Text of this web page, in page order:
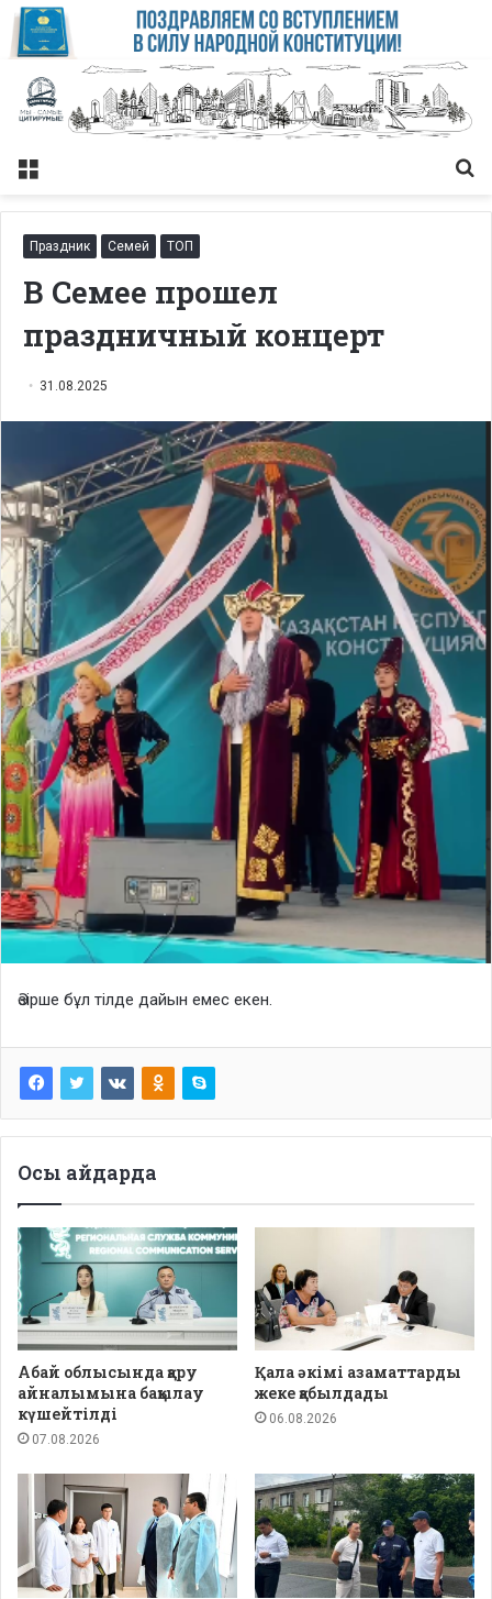
Меню
Праздник Семей ТОП
В Семее прошел
праздничный концерт
31.08.2025
Әзірше бұл тілде дайын емес екен.
Осы айдарда
Абай облысында қару
айналымына бақылау
күшейтілді
07.08.2026
Қала әкімі азаматтарды
жеке қабылдады
06.08.2026